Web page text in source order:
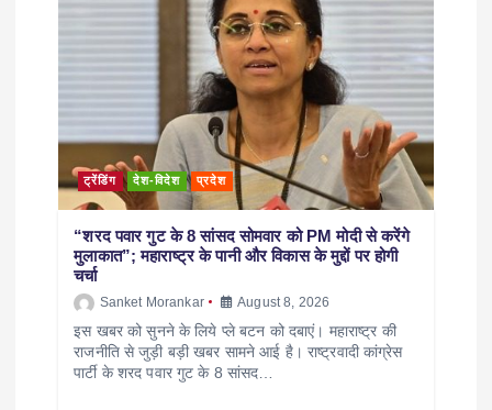
ट्रेंडिंग देश-विदेश प्रदेश
“शरद पवार गुट के 8 सांसद सोमवार को PM मोदी से करेंगे
मुलाकात”; महाराष्ट्र के पानी और विकास के मुद्दों पर होगी
चर्चा
Sanket Morankar August 8, 2026
इस खबर को सुनने के लिये प्ले बटन को दबाएं। महाराष्ट्र की
राजनीति से जुड़ी बड़ी खबर सामने आई है। राष्ट्रवादी कांग्रेस
पार्टी के शरद पवार गुट के 8 सांसद…